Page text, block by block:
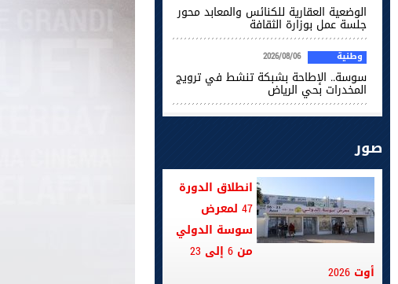
الوضعية العقارية للكنائس والمعابد محور
جلسة عمل بوزارة الثقافة
وطنية 2026/08/06
سوسة.. الإطاحة بشبكة تنشط في ترويج
المخدرات بحي الرياض
صور
انطلاق الدورة
47 لمعرض
سوسة الدولي
من 6 إلى 23
أوت 2026